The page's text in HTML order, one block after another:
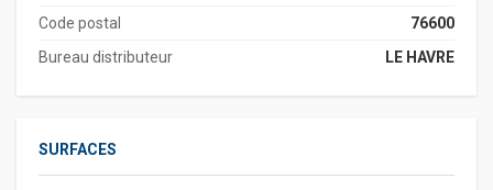
Code postal
76600
Bureau distributeur
LE HAVRE
SURFACES